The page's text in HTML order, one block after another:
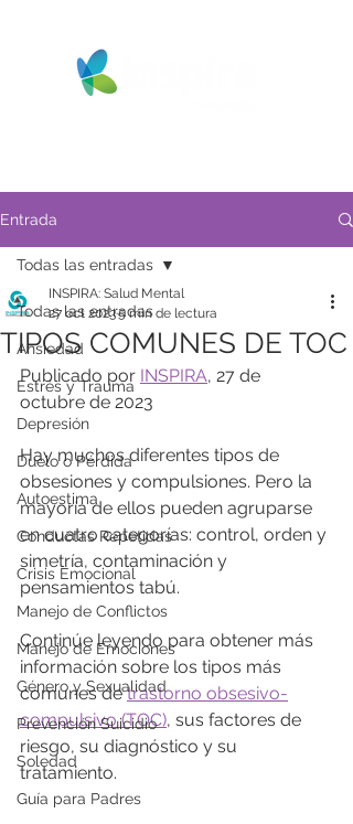
Entrada
Todas las entradas
Ansiedad
Estrés y Trauma
Depresión
Duelo o Pérdida
Autoestima
Conductas Repetidas
Crisis Emocional
Manejo de Conflictos
Manejo de Emociones
Género y Sexualidad
Prevención Suicidio
Soledad
Guía para Padres
Todas las entradas
TIPOS COMUNES DE TOC
INSPIRA: Salud Mental
27 oct 20235 min de lectura
Publicado por INSPIRA, 27 de
octubre de 2023
Hay muchos diferentes tipos de
obsesiones y compulsiones. Pero la
mayoría de ellos pueden agruparse
en cuatro categorías: control, orden y
simetría, contaminación y
pensamientos tabú.
Continúe leyendo para obtener más
información sobre los tipos más
comunes de trastorno obsesivo-
compulsivo (TOC), sus factores de
riesgo, su diagnóstico y su
tratamiento.